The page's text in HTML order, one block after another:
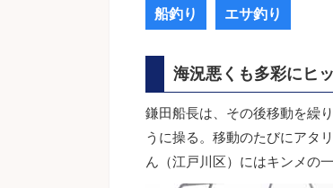
船釣り エサ釣り
海況悪くも多彩にヒ
鎌田船長は、その後移動を繰
うに操る。移動のたびにアタ
ん（江戸川区）にはキンメの一